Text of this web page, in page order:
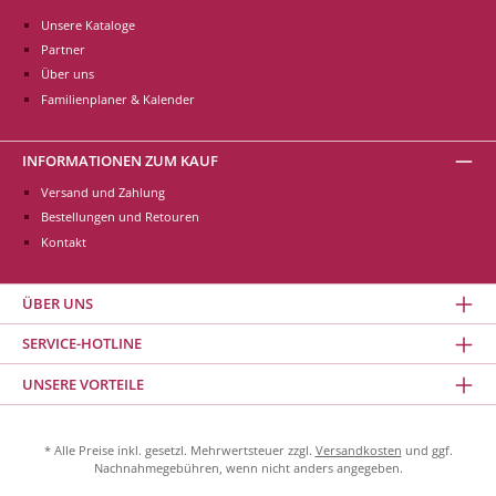
Unsere Kataloge
Partner
Über uns
Familienplaner & Kalender
INFORMATIONEN ZUM KAUF
Versand und Zahlung
Bestellungen und Retouren
Kontakt
ÜBER UNS
SERVICE-HOTLINE
UNSERE VORTEILE
* Alle Preise inkl. gesetzl. Mehrwertsteuer zzgl. Versandkosten und ggf.
Nachnahmegebühren, wenn nicht anders angegeben.